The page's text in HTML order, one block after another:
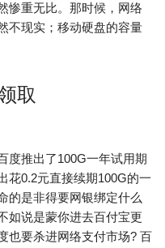
惨重无比。那时候，网络
不现实；移动硬盘的容量
取
度推出了100G一年试用期
花0.2元直接续期100G的一
的是非得要网银绑定什么
如说是蒙你进去百付宝更
也要杀进网络支付市场? 百